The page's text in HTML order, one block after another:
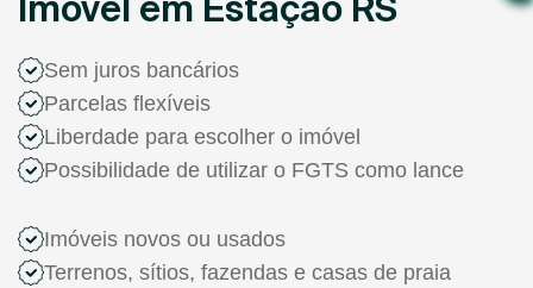
Imóvel em Estação RS
Sem juros bancários
Parcelas flexíveis
Liberdade para escolher o imóvel
Possibilidade de utilizar o FGTS como lance
Imóveis novos ou usados
Terrenos, sítios, fazendas e casas de praia